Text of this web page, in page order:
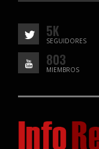
5K
SEGUIDORES
803
MIEMBROS